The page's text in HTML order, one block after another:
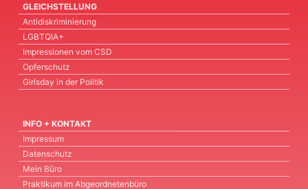
GLEICHSTELLUNG
Antidiskriminierung
LGBTQIA+
Impressionen vom CSD
Opferschutz
Girlsday in der Politik
INFO + KONTAKT
Impressum
Datenschutz
Mein Büro
Praktikum im Abgeordnetenbüro